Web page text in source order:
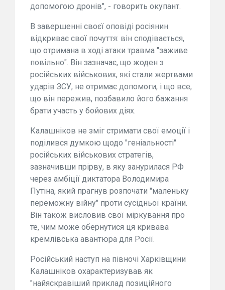
допомогою дронів", - говорить окупант.
В завершенні своєї оповіді росіянин
відкриває свої почуття: він сподівається,
що отримана в ході атаки травма "заживе
повільно". Він зазначає, що жоден з
російських військових, які стали жертвами
ударів ЗСУ, не отримає допомоги, і що все,
що він пережив, позбавило його бажання
брати участь у бойових діях.
Калашніков не зміг стримати свої емоції і
поділився думкою щодо "геніальності"
російських військових стратегів,
зазначивши прірву, в яку занурилася РФ
через амбіції диктатора Володимира
Путіна, який прагнув розпочати "маленьку
переможну війну" проти сусідньої країни.
Він також висловив свої міркування про
те, чим може обернутися ця кривава
кремлівська авантюра для Росії.
Російський наступ на півночі Харківщини
Калашніков охарактеризував як
"найяскравіший приклад позиційного